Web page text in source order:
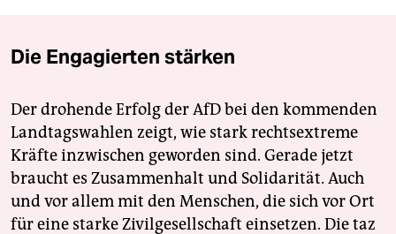
Die Engagierten stärken
Der drohende Erfolg der AfD bei den kommenden
Landtagswahlen zeigt, wie stark rechtsextreme
Kräfte inzwischen geworden sind. Gerade jetzt
braucht es Zusammenhalt und Solidarität. Auch
und vor allem mit den Menschen, die sich vor Ort
für eine starke Zivilgesellschaft einsetzen. Die taz